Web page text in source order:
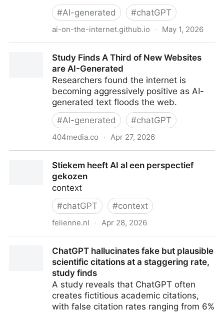
#AI-generated #chatGPT
ai-on-the-internet.github.io · May 1, 2026
Study Finds A Third of New Websites
are AI-Generated
Researchers found the internet is
becoming aggressively positive as AI-
generated text floods the web.
#AI-generated #chatGPT
404media.co · Apr 27, 2026
Stiekem heeft AI al een perspectief
gekozen
context
#chatGPT #context
felienne.nl · Apr 28, 2026
ChatGPT hallucinates fake but plausible
scientific citations at a staggering rate,
study finds
A study reveals that ChatGPT often
creates fictitious academic citations,
with false citation rates ranging from 6%